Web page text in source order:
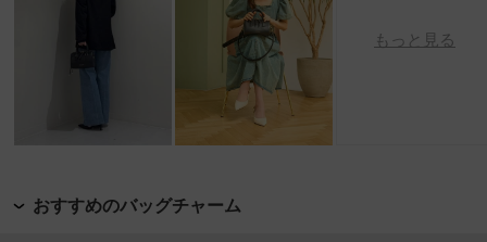
もっと見る
おすすめのバッグチャーム